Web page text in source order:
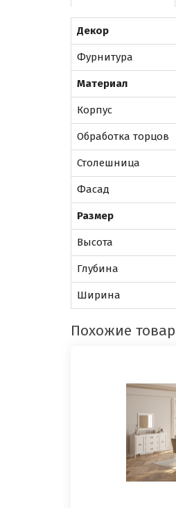
Декор
Фурнитура
Материал
Корпус
Обработка торцов
Столешница
Фасад
Размер
Высота
Глубина
Ширина
Похожие